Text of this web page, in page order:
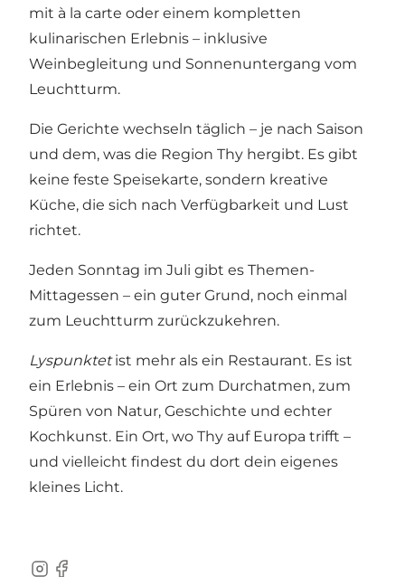
mit à la carte oder einem kompletten
kulinarischen Erlebnis – inklusive
Weinbegleitung und Sonnenuntergang vom
Leuchtturm.
Die Gerichte wechseln täglich – je nach Saison
und dem, was die Region Thy hergibt. Es gibt
keine feste Speisekarte, sondern kreative
Küche, die sich nach Verfügbarkeit und Lust
richtet.
Jeden Sonntag im Juli gibt es Themen-
Mittagessen – ein guter Grund, noch einmal
zum Leuchtturm zurückzukehren.
Lyspunktetist mehr als ein Restaurant. Es ist
ein Erlebnis – ein Ort zum Durchatmen, zum
Spüren von Natur, Geschichte und echter
Kochkunst. Ein Ort, wo Thy auf Europa trifft –
und vielleicht findest du dort dein eigenes
kleines Licht.